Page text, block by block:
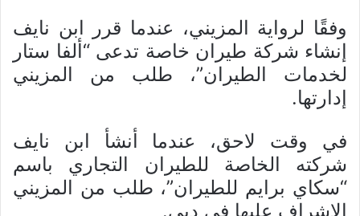
وفقًا لرواية المزيني، عندما قرر ابن نايف
إنشاء شركة طيران خاصة تدعى “ألفا ستار
لخدمات الطيران”، طلب من المزيني
إدارتها.
في وقت لاحق، عندما أنشأ ابن نايف
شركته الخاصة للطيران التجاري باسم
“سكاي برايم للطيران”، طلب من المزيني
الإشراف عليها في دبي.